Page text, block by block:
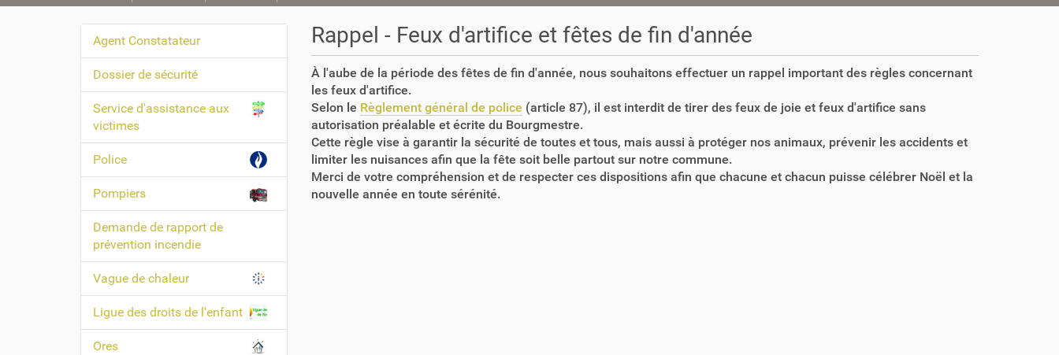
o
u
ê
e
c
Rappel - Feux d'artifice et fêtes de fin d'année
À l'aube de la période des fêtes de fin d'année, nous souhaitons effectuer un rappel important des règles concernant
les feux d'artifice.
Selon le Règlement général de police (article 87), il est interdit de tirer des feux de joie et feux d'artifice sans
autorisation préalable et écrite du Bourgmestre.
Cette règle vise à garantir la sécurité de toutes et tous, mais aussi à protéger nos animaux, prévenir les accidents et
limiter les nuisances afin que la fête soit belle partout sur notre commune.
Merci de votre compréhension et de respecter ces dispositions afin que chacune et chacun puisse célébrer Noël et la
nouvelle année en toute sérénité.
N
a
v
i
g
a
t
i
o
n
Agent Constatateur
Dossier de sécurité
Service d'assistance aux
victimes
Police
Pompiers
Demande de rapport de
prévention incendie
Vague de chaleur
Ligue des droits de l'enfant
Ores